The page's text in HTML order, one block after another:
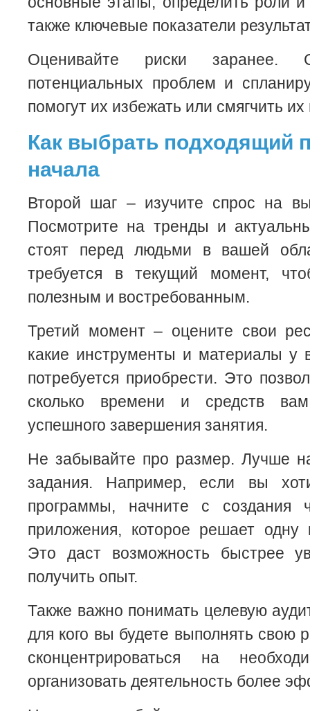
также ключевые показатели
Оценивайте риски заранее.
потенциальных проблем и
помогут их избежать или смягчить их
Как выбрать подходящий
начала
Второй шаг – изучите спрос на
Посмотрите на тренды и
стоят перед людьми в вашей
требуется в текущий момент,
полезным и востребованным.
Третий момент – оцените свои
какие инструменты и материалы у
потребуется приобрести. Это
сколько времени и средств
успешного завершения занятия.
Не забывайте про размер. Лучше
задания. Например, если вы
программы, начните с создания
приложения, которое решает одну
Это даст возможность быстрее
получить опыт.
Также важно понимать целевую
для кого вы будете выполнять свою
сконцентрироваться на
организовать деятельность более